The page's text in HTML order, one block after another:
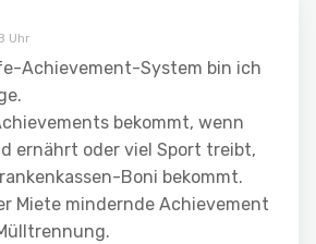
Uhr
Achievement-System bin ich
bekommt, wenn
ernährt oder viel Sport treibt,
Boni bekommt.
Miete mindernde Achievement